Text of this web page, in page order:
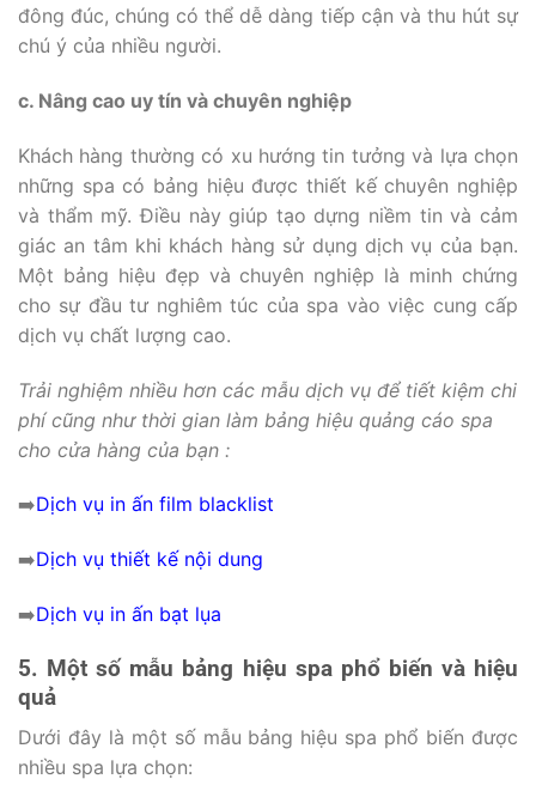
đông đúc, chúng có thể dễ dàng tiếp cận và thu hút sự
chú ý của nhiều người.
c. Nâng cao uy tín và chuyên nghiệp
Khách hàng thường có xu hướng tin tưởng và lựa chọn
những spa có bảng hiệu được thiết kế chuyên nghiệp
và thẩm mỹ. Điều này giúp tạo dựng niềm tin và cảm
giác an tâm khi khách hàng sử dụng dịch vụ của bạn.
Một bảng hiệu đẹp và chuyên nghiệp là minh chứng
cho sự đầu tư nghiêm túc của spa vào việc cung cấp
dịch vụ chất lượng cao.
Trải nghiệm nhiều hơn các mẫu dịch vụ để tiết kiệm chi
phí cũng như thời gian làm bảng hiệu quảng cáo spa
cho cửa hàng của bạn :
➡️Dịch vụ in ấn film blacklist
➡️Dịch vụ thiết kế nội dung
➡️Dịch vụ in ấn bạt lụa
5. Một số mẫu bảng hiệu spa phổ biến và hiệu
quả
Dưới đây là một số mẫu bảng hiệu spa phổ biến được
nhiều spa lựa chọn: